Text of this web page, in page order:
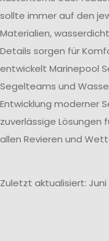
sollte immer auf den
Materialien,
Details sorgen für
entwickelt Marinepool
Segelteams und
Entwicklung moderner
zuverlässige Lösungen
allen Revieren und
Zuletzt aktualisiert: Juni